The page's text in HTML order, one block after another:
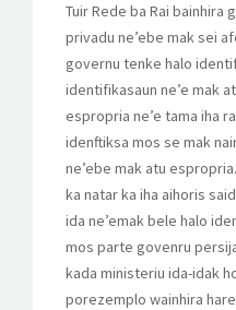
Tuir Rede ba Rai bainhira
privadu ne’ebe mak sei
governu tenke halo
identifikasaun ne’e mak
espropria ne’e tama iha
idenftiksa mos se mak
ne’ebe mak atu
ka natar ka iha aihoris
ida ne’emak bele halo
mos parte govenru
kada ministeriu ida-idak
porezemplo wainhira